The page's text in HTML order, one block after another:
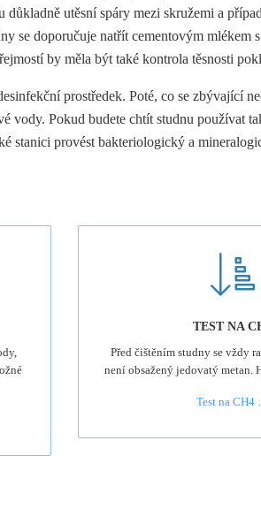
utěsní spáry mezi skružemi a
se doporučuje natřít cementovým mlékem
by měla být také kontrola těsnosti
prostředek. Poté, co se zbývající
vody. Pokud budete chtít studnu používat
stanici provést bakteriologický a
TEST NA
Před čištěním studny se vždy
není obsažený jedovatý metan.
Test na CH4